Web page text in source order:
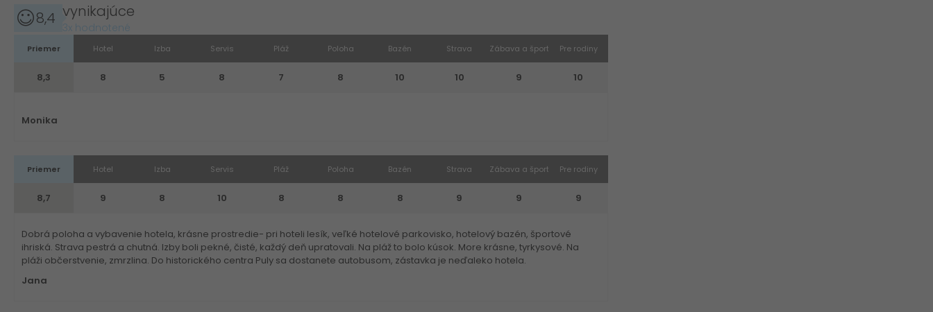
8,4 vynikajúce
3x hodnotené
Priemer
8,3
Hotel
8
Izba
5
Servis
8
Pláž
7
Poloha
8
Bazén
10
Strava
10
Zábava a šport
9
Pre rodiny
10
Monika
Priemer
8,7
Hotel
9
Izba
8
Servis
10
Pláž
8
Poloha
8
Bazén
8
Strava
9
Zábava a šport
9
Pre rodiny
9
Dobrá poloha a vybavenie hotela, krásne prostredie- pri hoteli lesík, veľké hotelové parkovisko, hotelový bazén, športové
ihriská. Strava pestrá a chutná. Izby boli pekné, čisté, každý deň upratovali. Na pláž to bolo kúsok. More krásne, tyrkysové. Na
pláži občerstvenie, zmrzlina. Do historického centra Puly sa dostanete autobusom, zástavka je neďaleko hotela.
Jana